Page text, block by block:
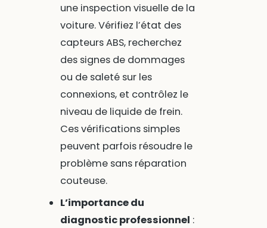
une inspection visuelle de la
voiture. Vérifiez l’état des
capteurs ABS, recherchez
des signes de dommages
ou de saleté sur les
connexions, et contrôlez le
niveau de liquide de frein.
Ces vérifications simples
peuvent parfois résoudre le
problème sans réparation
couteuse.
L’importance du
diagnostic professionnel :